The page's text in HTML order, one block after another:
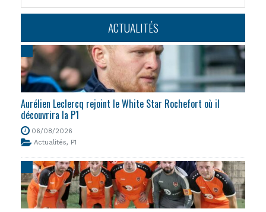
ACTUALITÉS
Aurélien Leclercq rejoint le White Star Rochefort où il
découvrira la P1
06/08/2026
Actualités, P1